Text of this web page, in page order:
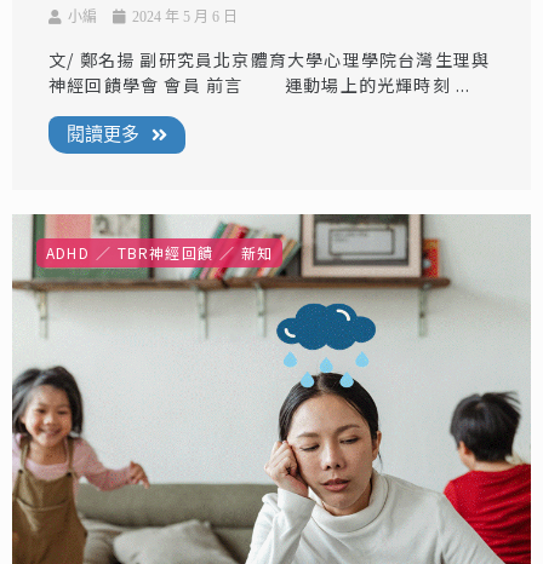
小編 2024 年 5 月 6 日
文/ 鄭名揚 副研究員北京體育大學心理學院台灣生理與
神經回饋學會 會員 前言 運動場上的光輝時刻 ...
閱讀更多
ADHD TBR神經回饋 新知